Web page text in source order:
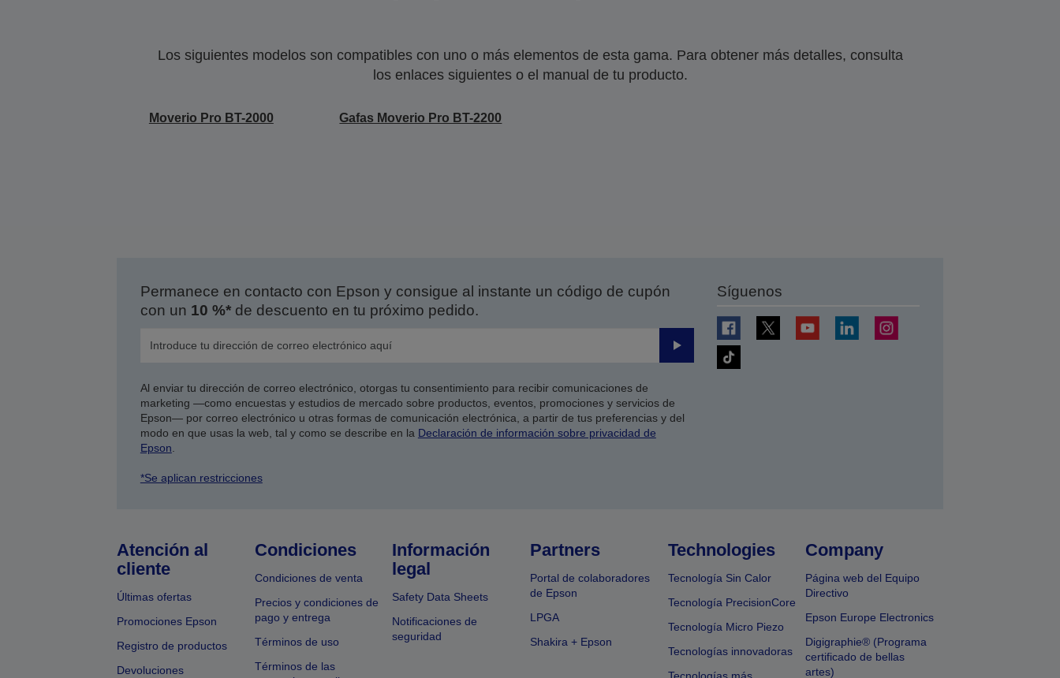
Los siguientes modelos son compatibles con uno o más elementos de esta gama. Para obtener más detalles, consulta
los enlaces siguientes o el manual de tu producto.
Moverio Pro BT-2000 Gafas Moverio Pro BT-2200
Permanece en contacto con Epson y consigue al instante un código de cupón
con un 10 %*de descuento en tu próximo pedido.
Enviar
Al enviar tu dirección de correo electrónico, otorgas tu consentimiento para recibir comunicaciones de
marketing —como encuestas y estudios de mercado sobre productos, eventos, promociones y servicios de
Epson— por correo electrónico u otras formas de comunicación electrónica, a partir de tus preferencias y del
modo en que usas la web, tal y como se describe en la Declaración de información sobre privacidad de
Epson
*Se aplican restricciones
Síguenos
Atención al
cliente
Últimas ofertas
Promociones Epson
Registro de productos
Devoluciones
Condiciones
Condiciones de venta
Precios y condiciones de
pago y entrega
Términos de uso
Términos de las
Información
legal
Safety Data Sheets
Notificaciones de
seguridad
Partners
Portal de colaboradores
de Epson
LPGA
Shakira + Epson
Technologies
Tecnología Sin Calor
Tecnología PrecisionCore
Tecnología Micro Piezo
Tecnologías innovadoras
Company
Página web del Equipo
Directivo
Epson Europe Electronics
Digigraphie® (Programa
certificado de bellas
artes)